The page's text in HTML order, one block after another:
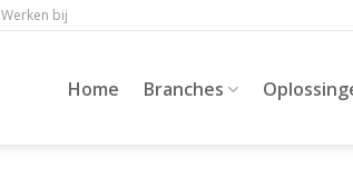
Werken bij
Home Branches